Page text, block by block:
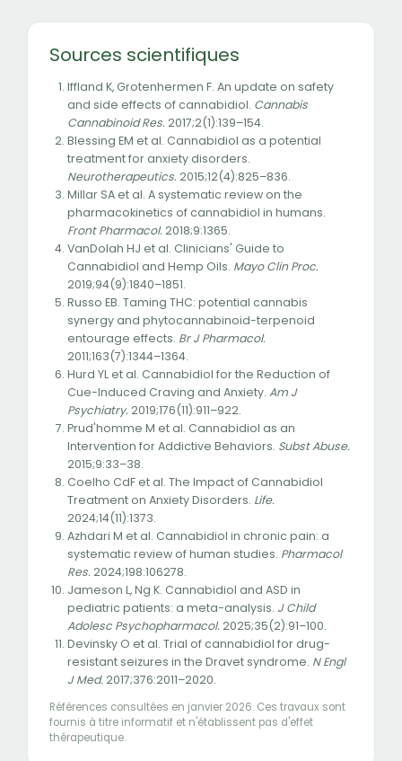
Sources scientifiques
Iffland K, Grotenhermen F. An update on safety
and side effects of cannabidiol. Cannabis
Cannabinoid Res. 2017;2(1):139–154.
Blessing EM et al. Cannabidiol as a potential
treatment for anxiety disorders.
Neurotherapeutics. 2015;12(4):825–836.
Millar SA et al. A systematic review on the
pharmacokinetics of cannabidiol in humans.
Front Pharmacol. 2018;9:1365.
VanDolah HJ et al. Clinicians' Guide to
Cannabidiol and Hemp Oils. Mayo Clin Proc.
2019;94(9):1840–1851.
Russo EB. Taming THC: potential cannabis
synergy and phytocannabinoid-terpenoid
entourage effects. Br J Pharmacol.
2011;163(7):1344–1364.
Hurd YL et al. Cannabidiol for the Reduction of
Cue-Induced Craving and Anxiety. Am J
Psychiatry. 2019;176(11):911–922.
Prud'homme M et al. Cannabidiol as an
Intervention for Addictive Behaviors. Subst Abuse.
2015;9:33–38.
Coelho CdF et al. The Impact of Cannabidiol
Treatment on Anxiety Disorders. Life.
2024;14(11):1373.
Azhdari M et al. Cannabidiol in chronic pain: a
systematic review of human studies. Pharmacol
Res. 2024;198:106278.
Jameson L, Ng K. Cannabidiol and ASD in
pediatric patients: a meta-analysis. J Child
Adolesc Psychopharmacol. 2025;35(2):91–100.
Devinsky O et al. Trial of cannabidiol for drug-
resistant seizures in the Dravet syndrome. N Engl
J Med. 2017;376:2011–2020.
Références consultées en janvier 2026. Ces travaux sont
fournis à titre informatif et n'établissent pas d'effet
thérapeutique.